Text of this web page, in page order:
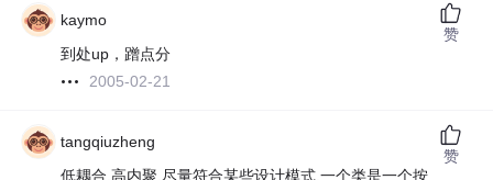
kaymo
到处up，蹭点分
2005-02-21
赞
tangqiuzheng
低耦合,高内聚,尽量符合某些设计模式,一个类是一个按
赞